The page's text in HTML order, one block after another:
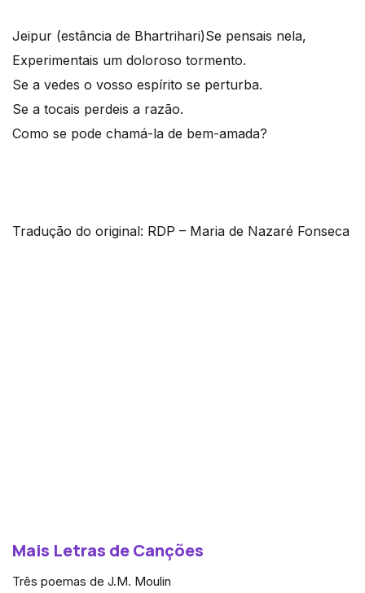
Jeipur (estância de Bhartrihari)Se pensais nela,
Experimentais um doloroso tormento.
Se a vedes o vosso espírito se perturba.
Se a tocais perdeis a razão.
Como se pode chamá-la de bem-amada?
Tradução do original: RDP – Maria de Nazaré Fonseca
Mais Letras de Canções
Três poemas de J.M. Moulin